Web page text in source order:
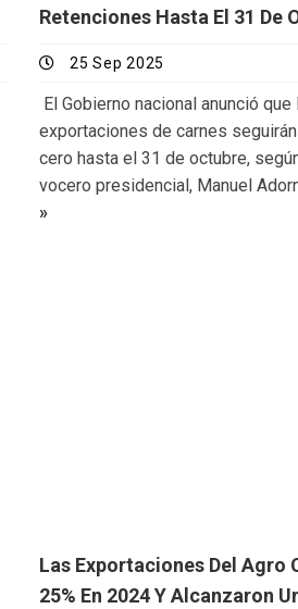
Retenciones Hasta El 31 De
25 Sep 2025
El Gobierno nacional anunció que
exportaciones de carnes
cero hasta el 31 de octubre,
vocero presidencial, Manuel
»
Las Exportaciones Del Agro
25% En 2024 Y Alcanzaron